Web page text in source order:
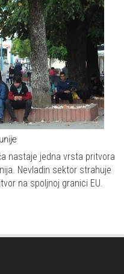
nastaje jedna vrsta pritvora
Nevladin sektor strahuje
na spoljnoj granici EU.